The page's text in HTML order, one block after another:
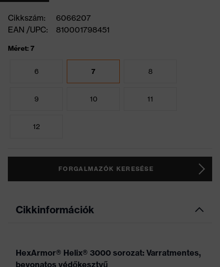
Cikkszám:
6066207
EAN /UPC:
810001798451
Méret: 7
6 7 8
9 10 11
12
FORGALMAZÓK KERESÉSE
Cikkinformációk
HexArmor® Helix® 3000 sorozat: Varratmentes,
bevonatos védőkesztyű